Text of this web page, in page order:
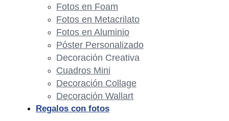
Fotos en Foam
Fotos en Metacrilato
Fotos en Aluminio
Póster Personalizado
Decoración Creativa
Cuadros Mini
Decoración Collage
Decoración Wallart
Regalos con fotos